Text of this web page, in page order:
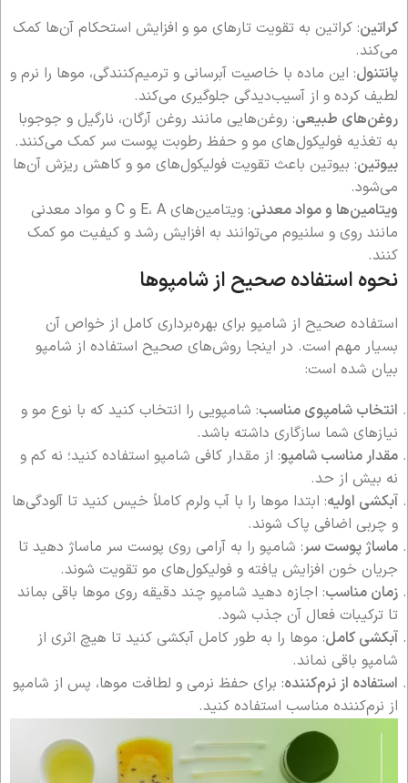
کراتین: کراتین به تقویت تارهای مو و افزایش استحکام آن‌ها کمک
می‌کند.
پانتنول: این ماده با خاصیت آبرسانی و ترمیم‌کنندگی، موها را نرم و
لطیف کرده و از آسیب‌دیدگی جلوگیری می‌کند.
روغن‌های طبیعی: روغن‌هایی مانند روغن آرگان، نارگیل و جوجوبا
به تغذیه فولیکول‌های مو و حفظ رطوبت پوست سر کمک می‌کنند.
بیوتین: بیوتین باعث تقویت فولیکول‌های مو و کاهش ریزش آن‌ها
می‌شود.
ویتامین‌ها و مواد معدنی
: ویتامین‌های E، A و C و مواد معدنی
مانند روی و سلنیوم می‌توانند به افزایش رشد و کیفیت مو کمک
کنند.
نحوه استفاده صحیح از شامپوها
استفاده صحیح از شامپو برای بهره‌برداری کامل از خواص آن
بسیار مهم است. در اینجا روش‌های صحیح استفاده از شامپو
بیان شده است:
انتخاب شامپوی مناسب: شامپویی را انتخاب کنید که با نوع مو و
نیازهای شما سازگاری داشته باشد.
مقدار مناسب شامپو: از مقدار کافی شامپو استفاده کنید؛ نه کم و
نه بیش از حد.
آبکشی اولیه: ابتدا موها را با آب ولرم کاملاً خیس کنید تا آلودگی‌ها
و چربی اضافی پاک شوند.
ماساژ پوست سر: شامپو را به آرامی روی پوست سر ماساژ دهید تا
جریان خون افزایش یافته و فولیکول‌های مو تقویت شوند.
زمان مناسب: اجازه دهید شامپو چند دقیقه روی موها باقی بماند
تا ترکیبات فعال آن جذب شود.
آبکشی کامل: موها را به طور کامل آبکشی کنید تا هیچ اثری از
شامپو باقی نماند.
استفاده از نرم‌کننده: برای حفظ نرمی و لطافت موها، پس از شامپو
از نرم‌کننده مناسب استفاده کنید.